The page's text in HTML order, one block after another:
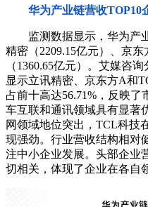
华为产业链营收TOP10
监测数据显示，华为产业
精密（2209.15亿元）、京
（1360.65亿元）。艾媒咨
显示立讯精密、京东方A和
占前十高达56.71%，反映
车互联和通讯领域具有显著
网领域地位突出，TCL科技
现强劲。行业营收结构相对
注中小企业发展。头部企业
切相关，体现了企业在各自